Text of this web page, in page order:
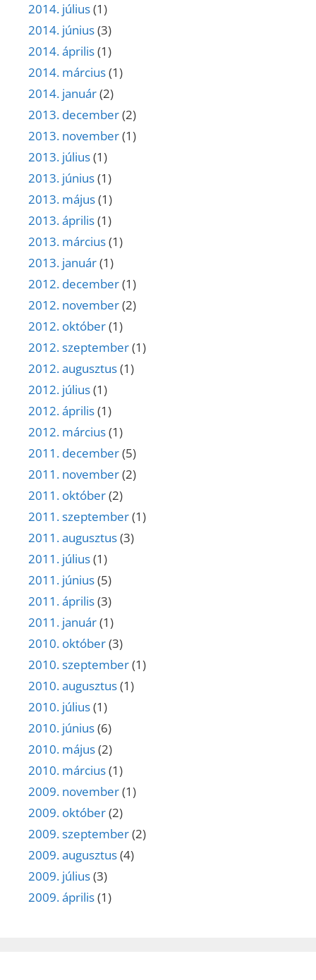
2014. július(1)
2014. június(3)
2014. április(1)
2014. március(1)
2014. január(2)
2013. december(2)
2013. november(1)
2013. július(1)
2013. június(1)
2013. május(1)
2013. április(1)
2013. március(1)
2013. január(1)
2012. december(1)
2012. november(2)
2012. október(1)
2012. szeptember(1)
2012. augusztus(1)
2012. július(1)
2012. április(1)
2012. március(1)
2011. december(5)
2011. november(2)
2011. október(2)
2011. szeptember(1)
2011. augusztus(3)
2011. július(1)
2011. június(5)
2011. április(3)
2011. január(1)
2010. október(3)
2010. szeptember(1)
2010. augusztus(1)
2010. július(1)
2010. június(6)
2010. május(2)
2010. március(1)
2009. november(1)
2009. október(2)
2009. szeptember(2)
2009. augusztus(4)
2009. július(3)
2009. április(1)